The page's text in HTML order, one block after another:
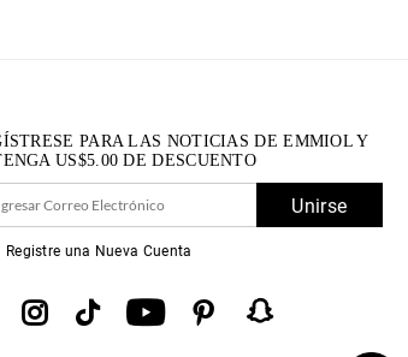
PARA LAS NOTICIAS DE EMMIOL Y
US$5.00 DE DESCUENTO
Unirse
Registre una Nueva Cuenta